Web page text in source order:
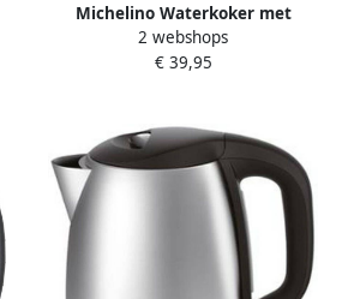
Michelino Waterkoker met
tempratuurregelaar 1 7L RVS
Zilver
2 webshops
€ 39,95